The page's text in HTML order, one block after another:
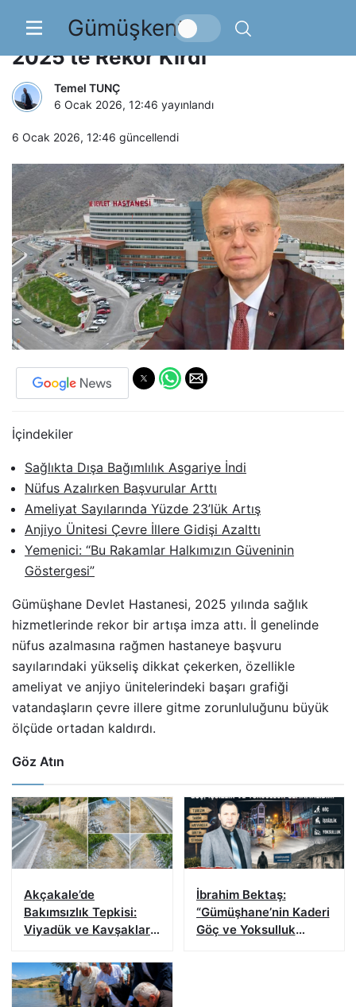
Gümüşkent
Gümüşhane Devlet Hastanesi
2025’te Rekor Kırdı
Temel TUNÇ
6 Ocak 2026, 12:46 yayınlandı
6 Ocak 2026, 12:46 güncellendi
İçindekiler
Sağlıkta Dışa Bağımlılık Asgariye İndi
Nüfus Azalırken Başvurular Arttı
Ameliyat Sayılarında Yüzde 23’lük Artış
Anjiyo Ünitesi Çevre İllere Gidişi Azalttı
Yemenici: “Bu Rakamlar Halkımızın Güveninin
Göstergesi”
Gümüşhane Devlet Hastanesi, 2025 yılında sağlık
hizmetlerinde rekor bir artışa imza attı. İl genelinde
nüfus azalmasına rağmen hastaneye başvuru
sayılarındaki yükseliş dikkat çekerken, özellikle
ameliyat ve anjiyo ünitelerindeki başarı grafiği
vatandaşların çevre illere gitme zorunluluğunu büyük
ölçüde ortadan kaldırdı.
Göz Atın
Akçakale’de
Bakımsızlık Tepkisi:
Viyadük ve Kavşaklar
Düşürüyor
İbrahim Bektaş:
“Gümüşhane’nin Kaderi
Göç ve Yoksulluk